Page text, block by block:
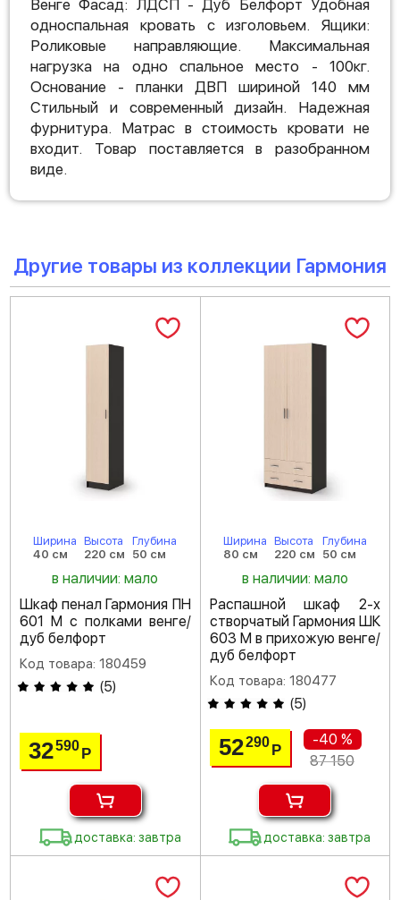
Венге Фасад: ЛДСП - Дуб Белфорт Удобная
односпальная кровать с изголовьем. Ящики:
Роликовые направляющие. Максимальная
нагрузка на одно спальное место - 100кг.
Основание - планки ДВП шириной 140 мм
Стильный и современный дизайн. Надежная
фурнитура. Матрас в стоимость кровати не
входит. Товар поставляется в разобранном
виде.
Другие товары из коллекции Гармония
Ширина
40 см
Высота
220 см
Глубина
50 см
в наличии: мало
Шкаф пенал Гармония ПН
601 М с полками венге/
дуб белфорт
Код товара: 180459
(5)
32590Р
доставка: завтра
Ширина
80 см
Высота
220 см
Глубина
50 см
в наличии: мало
Распашной шкаф 2-х
створчатый Гармония ШК
603 М в прихожую венге/
дуб белфорт
Код товара: 180477
(5)
52290 Р
-40 %
87 150
доставка: завтра